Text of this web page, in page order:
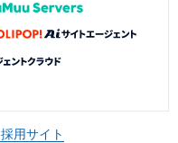
採用サイト